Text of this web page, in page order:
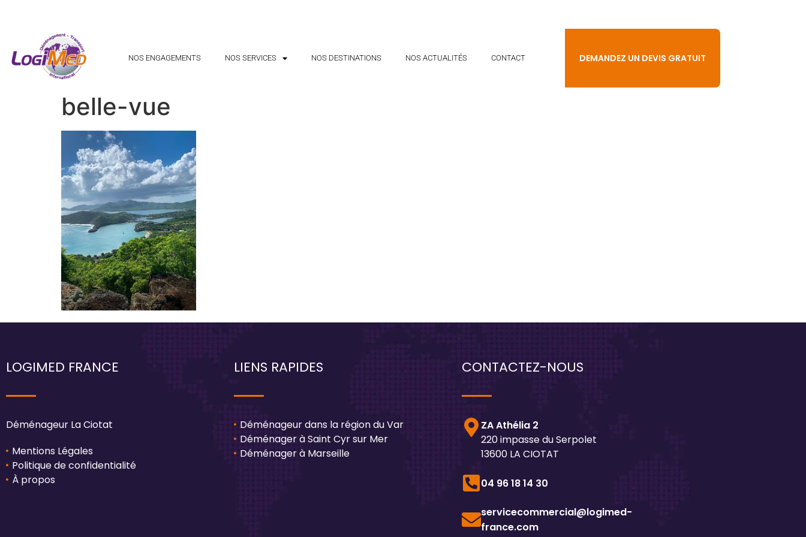
NOS ENGAGEMENTS NOS SERVICES NOS DESTINATIONS NOS ACTUALITÉS CONTACT DEMANDEZ UN DEVIS GRATUIT
belle-vue
LOGIMED FRANCE
Déménageur La Ciotat
Mentions Légales
Politique de confidentialité
À propos
LIENS RAPIDES
Déménageur dans la région du Var
Déménager à Saint Cyr sur Mer
Déménager à Marseille
CONTACTEZ-NOUS
ZA Athélia 2
220 impasse du Serpolet
13600 LA CIOTAT
04 96 18 14 30
servicecommercial@logimed-
france.com